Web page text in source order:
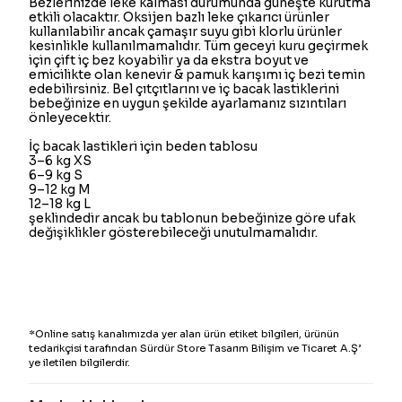
etkili olacaktır. Oksijen bazlı leke çıkarıcı ürünler
kullanılabilir ancak çamaşır suyu gibi klorlu ürünler
kesinlikle kullanılmamalıdır. Tüm geceyi kuru geçirmek
için çift iç bez koyabilir ya da ekstra boyut ve
emicilikte olan kenevir & pamuk karışımı iç bezi temin
edebilirsiniz. Bel çıtçıtlarını ve iç bacak lastiklerini
bebeğinize en uygun şekilde ayarlamanız sızıntıları
önleyecektir.
İç bacak lastikleri için beden tablosu
3–6 kg XS
6–9 kg S
9–12 kg M
12–18 kg L
şeklindedir ancak bu tablonun bebeğinize göre ufak
değişiklikler gösterebileceği unutulmamalıdır.
*Online satış kanalımızda yer alan ürün etiket bilgileri, ürünün
tedarikçisi tarafından Sürdür Store Tasarım Bilişim ve Ticaret A.Ş’
ye iletilen bilgilerdir.